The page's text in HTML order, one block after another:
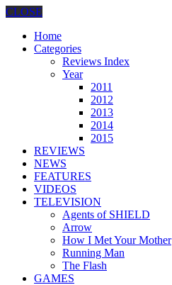
CLOSE
Home
Categories
Reviews Index
Year
2011
2012
2013
2014
2015
REVIEWS
NEWS
FEATURES
VIDEOS
TELEVISION
Agents of SHIELD
Arrow
How I Met Your Mother
Running Man
The Flash
GAMES